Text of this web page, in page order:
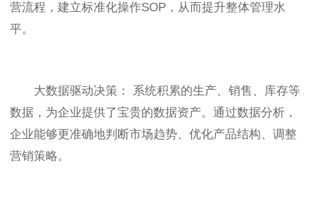
营流程，建立标准化操作SOP，从而提升整体管理水
平。
大数据驱动决策： 系统积累的生产、销售、库存等
数据，为企业提供了宝贵的数据资产。通过数据分析，
企业能够更准确地判断市场趋势、优化产品结构、调整
营销策略。